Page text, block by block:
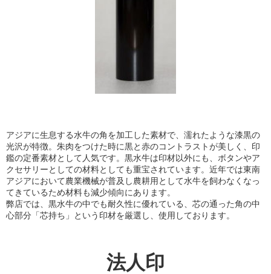
アジアに生息する水牛の角を加工した素材で、濡れたような漆黒の
光沢が特徴。朱肉をつけた時に黒と赤のコントラストが美しく、印
鑑の定番素材として人気です。黒水牛は印材以外にも、ボタンやア
クセサリーとしての材料としても重宝されています。近年では東南
アジアにおいて農業機械が普及し農耕用として水牛を飼わなくなっ
てきているため材料も減少傾向にあります。
弊店では、黒水牛の中でも耐久性に優れている、芯の通った角の中
心部分「芯持ち」という印材を厳選し、使用しております。
法人印